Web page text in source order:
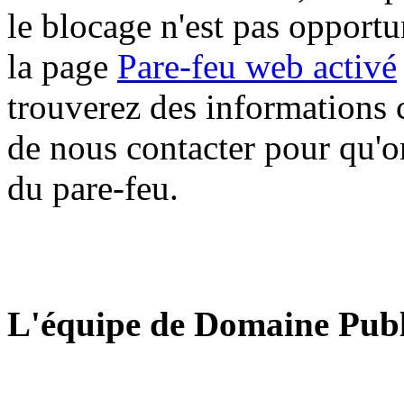
le blocage n'est pas
la page Pare-feu web activé
trouverez des informations
de nous contacter pour
du pare-feu.
L'équipe de Domaine